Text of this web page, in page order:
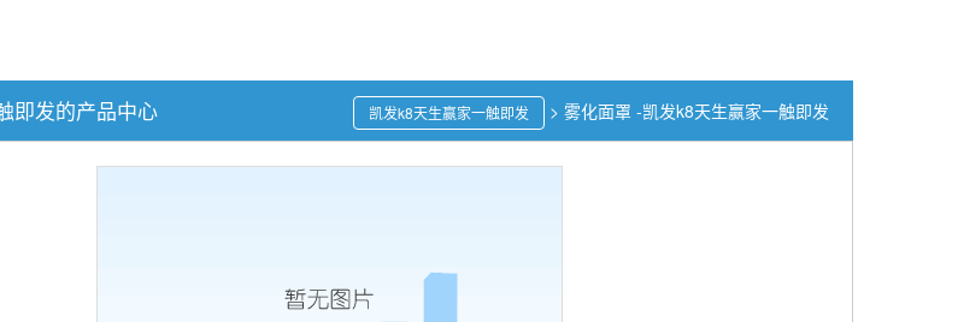
即发的产品中心 凯发k8天生赢家一触即发 > 雾化面罩 -凯发k8天生赢家一触即发